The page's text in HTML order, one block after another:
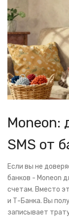
Moneon:
SMS от
Если вы не
банков - Moneon
счетам. Вместо
и Т-Банка. Вы
записывает